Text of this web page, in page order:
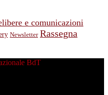
e comunicazioni
Newsletter Rassegna
BdT